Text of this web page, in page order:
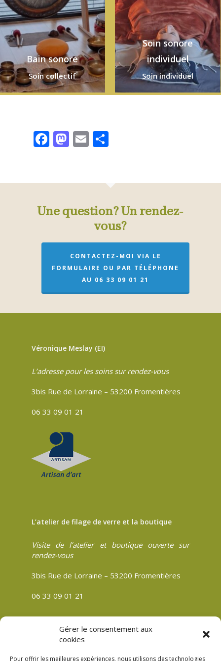
Gérer le consentement aux
cookies
Pour offrir les meilleures expériences, nous utilisons des technologies
Bain sonore
Soin collectif
Soin sonore
individuel
Soin individuel
Facebook
Mastodon
Email
Une question? Un rendez-
vous?
CONTACTEZ-MOI VIA LE
FORMULAIRE OU PAR TÉLÉPHONE
AU 06 33 09 01 21
Véronique Meslay (EI)
L’adresse pour les soins sur rendez-vous
3bis Rue de Lorraine – 53200 Fromentières
06 33 09 01 21
L’atelier de filage de verre et la boutique
Visite de l’atelier et boutique ouverte sur
rendez-vous
3bis Rue de Lorraine – 53200 Fromentières
06 33 09 01 21
Politique de confidentialité